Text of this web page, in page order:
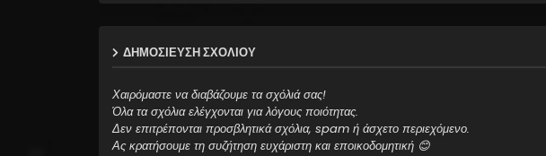
ΔΗΜΟΣΊΕΥΣΗ ΣΧΟΛΊΟΥ
Χαιρόμαστε να διαβάζουμε τα σχόλιά σας!
Όλα τα σχόλια ελέγχονται για λόγους ποιότητας.
Δεν επιτρέπονται προσβλητικά σχόλια, spam ή άσχετο περιεχόμενο.
Ας κρατήσουμε τη συζήτηση ευχάριστη και εποικοδομητική 😊